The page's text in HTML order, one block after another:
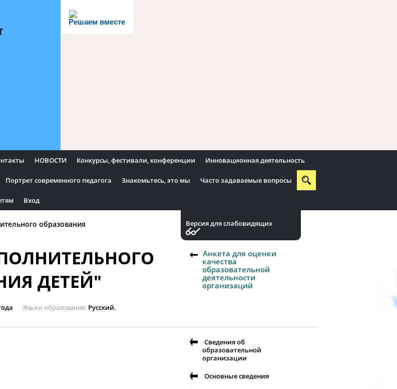
Решаем вместе
НОВОСТИ Конкурсы, фестивали, конференции Инновационная деятельность
Портрет современного педагога Знакомьтесь, это мы Часто задаваемые вопросы
Вход
образования
ДЕТЕЙ"
Языки образования Русский.
Версия для слабовидящих
Анкета для оценки
качества
образовательной
деятельности
организаций
Сведения об
образовательной
организации
Основные сведения